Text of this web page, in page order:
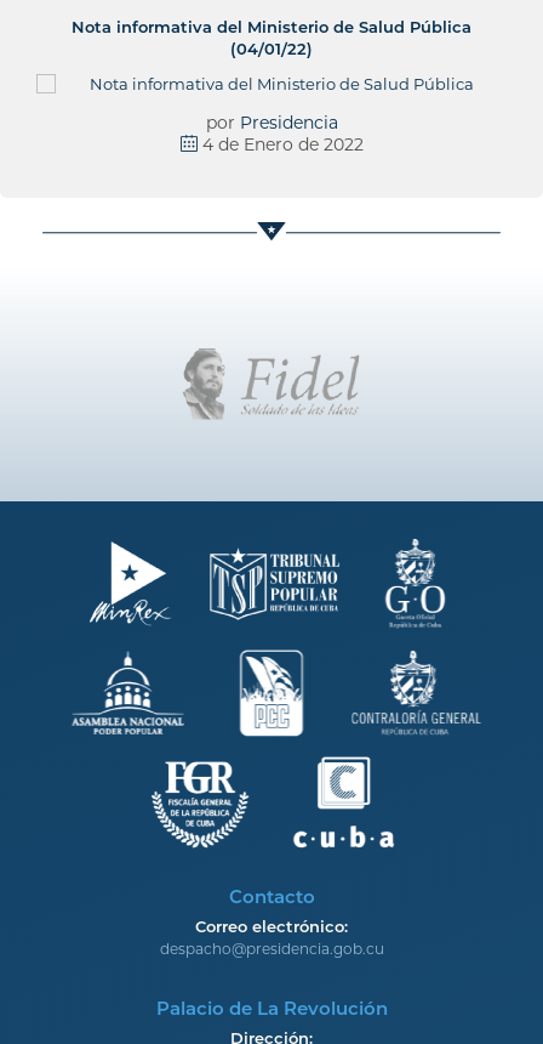
Nota informativa del Ministerio de Salud Pública
(04/01/22)
por Presidencia
4 de Enero de 2022
Contacto
Correo electrónico:
despacho@presidencia.gob.cu
Palacio de La Revolución
Dirección: